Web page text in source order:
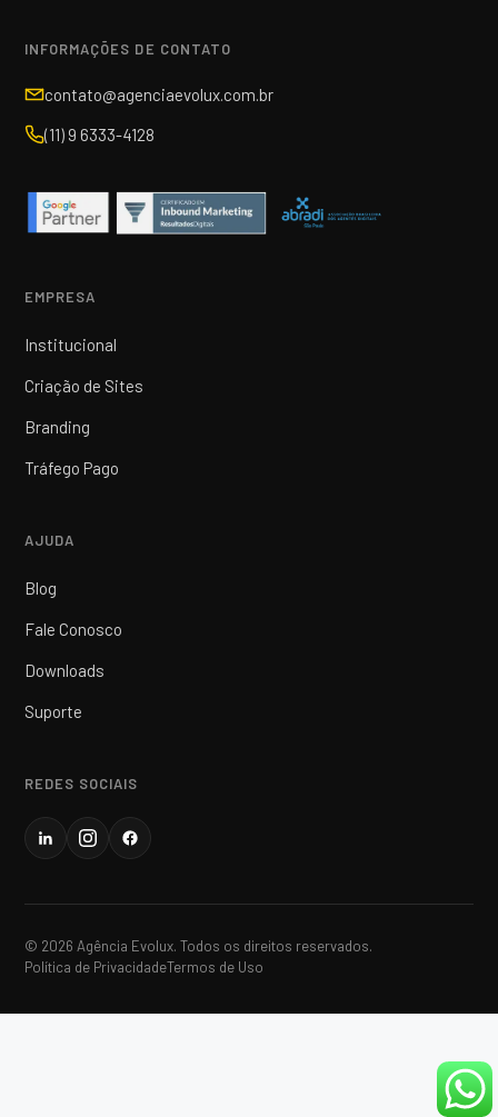
INFORMAÇÕES DE CONTATO
contato@agenciaevolux.com.br
(11) 9 6333-4128
EMPRESA
Institucional
Criação de Sites
Branding
Tráfego Pago
AJUDA
Blog
Fale Conosco
Downloads
Suporte
REDES SOCIAIS
© 2026 Agência Evolux. Todos os direitos reservados.
Política de PrivacidadeTermos de Uso